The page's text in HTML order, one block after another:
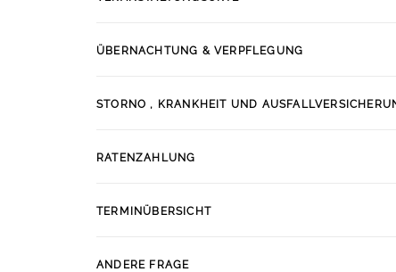
ÜBERNACHTUNG & VERPFLEGUNG
STORNO , KRANKHEIT UND
RATENZAHLUNG
TERMINÜBERSICHT
ANDERE FRAGE